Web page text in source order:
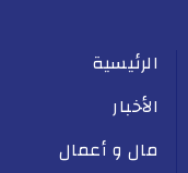
الرئيسية
الأخبار
مال و أعمال